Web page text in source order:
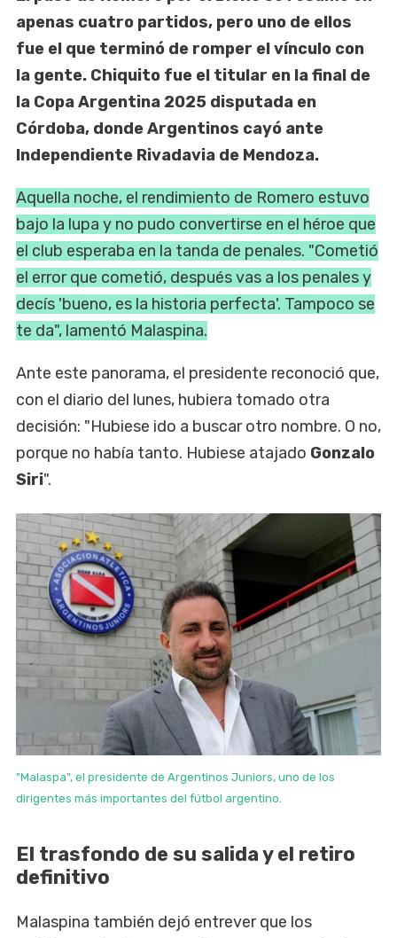
apenas cuatro partidos, pero uno de ellos
fue el que terminó de romper el vínculo con
la gente. Chiquito fue el titular en la final de
la Copa Argentina 2025 disputada en
Córdoba, donde Argentinos cayó ante
Independiente Rivadavia de Mendoza.
Aquella noche, el rendimiento de Romero estuvo
bajo la lupa y no pudo convertirse en el héroe que
el club esperaba en la tanda de penales. "Cometió
el error que cometió, después vas a los penales y
decís 'bueno, es la historia perfecta'. Tampoco se
te da", lamentó Malaspina.
Ante este panorama, el presidente reconoció que,
con el diario del lunes, hubiera tomado otra
decisión: "Hubiese ido a buscar otro nombre. O no,
porque no había tanto. Hubiese atajado Gonzalo
Siri".
"Malaspa", el presidente de Argentinos Juniors, uno de los
dirigentes más importantes del fútbol argentino.
El trasfondo de su salida y el retiro
definitivo
Malaspina también dejó entrever que los